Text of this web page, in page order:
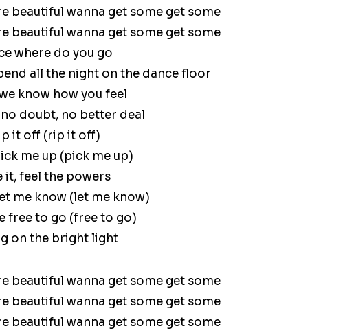
beautiful wanna get some get some
beautiful wanna get some get some
where do you go
all the night on the dance floor
know how you feel
no doubt, no better deal
it off (rip it off)
me up (pick me up)
it, feel the powers
me know (let me know)
free to go (free to go)
on the bright light
beautiful wanna get some get some
beautiful wanna get some get some
beautiful wanna get some get some